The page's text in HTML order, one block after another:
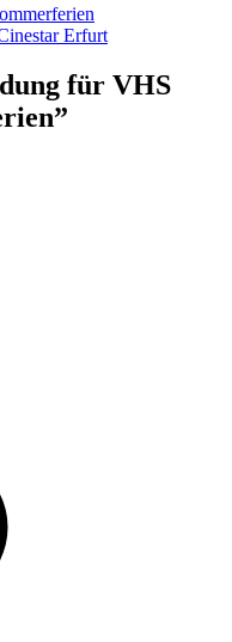
Erfurt
für VHS
”